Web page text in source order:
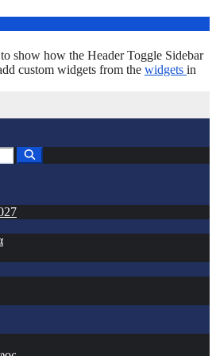
show how the Header Toggle Sidebar
custom widgets from the widgets in